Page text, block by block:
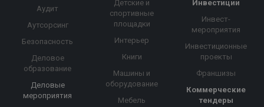
Аудит
Аутсорсинг
Безопасность
Деловое
образование
Деловые
мероприятия
Детские и
спортивные
площадки
Интерьер
Книги
Машины и
оборудование
Мебель
Инвестиции
Инвест-
мероприятия
Инвестиционные
проекты
Франшизы
Коммерческие
тендеры